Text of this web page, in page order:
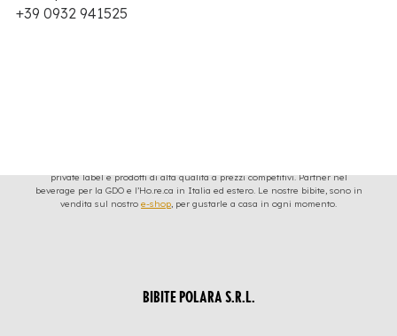
+39 0932 941525
private label e prodotti di alta qualità a prezzi competitivi. Partner nel
beverage per la GDO e l’Ho.re.ca in Italia ed estero. Le nostre bibite, sono in
vendita sul nostro e-shop, per gustarle a casa in ogni momento.
BIBITE POLARA S.R.L.